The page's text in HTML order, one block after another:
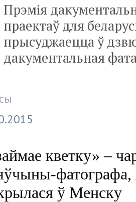
Прэмія
праектаў для
прысуджаецца ў
дакументальная
кветку» –
фатографа,
ў Менску